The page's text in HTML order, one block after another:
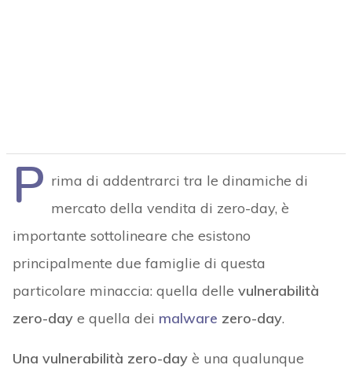
P rima di addentrarci tra le dinamiche di
mercato della vendita di zero-day, è
importante sottolineare che esistono
principalmente due famiglie di questa
particolare minaccia: quella delle vulnerabilità
zero-daye quella dei malware zero-day.
Una vulnerabilità zero-dayè una qualunque